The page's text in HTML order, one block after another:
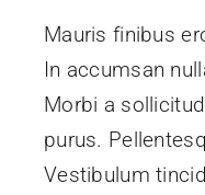
Mauris finibus
In accumsan
Morbi a
purus.
Vestibulum